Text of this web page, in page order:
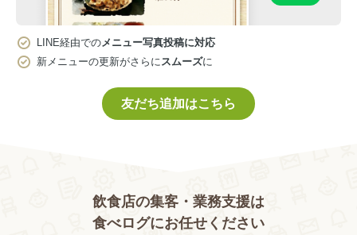
LINE経由でのメニュー写真投稿に対応
新メニューの更新がさらにスムーズに
友だち追加はこちら
飲食店の集客・業務支援は
食べログにお任せください